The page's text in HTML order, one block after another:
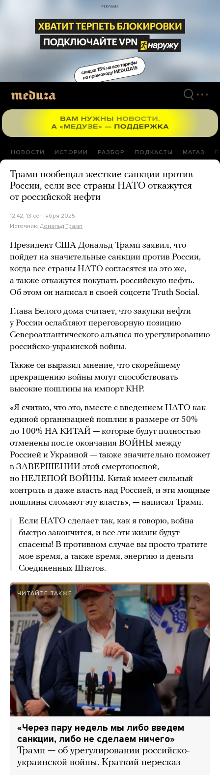
материалам
НОВОСТИ ИСТОРИИ РАЗБОР ПОДКАСТЫ МАГАЗ
Трамп пообещал жесткие санкции против
России, если все страны НАТО откажутся
от российской нефти
12:42, 13 сентября 2025
Источник: Дональд Трамп
Президент США Дональд Трамп заявил, что
пойдет на значительные санкции против России,
когда все страны НАТО согласятся на это же,
а также откажутся покупать российскую нефть.
Об этом он написал в своей соцсети Truth Social.
Глава Белого дома считает, что закупки нефти
у России ослабляют переговорную позицию
Североатлантического альянса по урегулированию
российско-украинской войны.
Также он выразил мнение, что скорейшему
прекращению войны могут способствовать
высокие пошлины на импорт КНР.
«Я считаю, что это, вместе с введением НАТО как
единой организацией пошлин в размере от 50%
до 100% НА КИТАЙ — которые будут полностью
отменены после окончания ВОЙНЫ между
Россией и Украиной — также значительно поможет
в ЗАВЕРШЕНИИ этой смертоносной,
но НЕЛЕПОЙ ВОЙНЫ. Китай имеет сильный
контроль и даже власть над Россией, и эти мощные
пошлины сломают эту власть», — написал Трамп.
Если НАТО сделает так, как я говорю, война
быстро закончится, и все эти жизни будут
спасены! В противном случае вы просто тратите
мое время, а также время, энергию и деньги
Соединенных Штатов.
ЧИТАЙТЕ ТАКЖЕ
«Через пару недель мы либо введем
санкции, либо не сделаем ничего»
Трамп — об урегулировании российско-
украинской войны. Краткий пересказ